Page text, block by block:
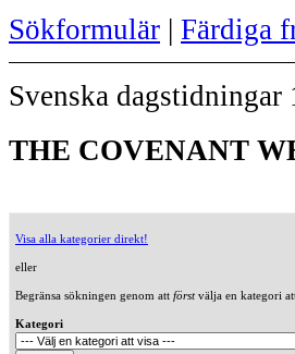
Sökformulär | Färdiga
Svenska dagstidningar
THE COVENANT
Visa alla kategorier direkt!
eller
Begränsa sökningen genom att förstvälja en kategori
Kategori